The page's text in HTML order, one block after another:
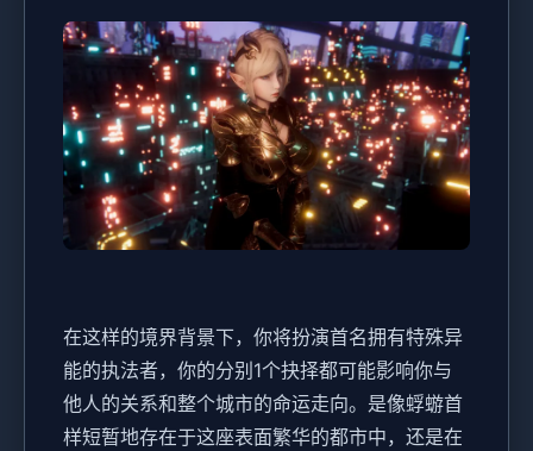
在这样的境界背景下，你将扮演首名拥有特殊异
能的执法者，你的分别1个抉择都可能影响你与
他人的关系和整个城市的命运走向。是像蜉蝣首
样短暂地存在于这座表面繁华的都市中，还是在